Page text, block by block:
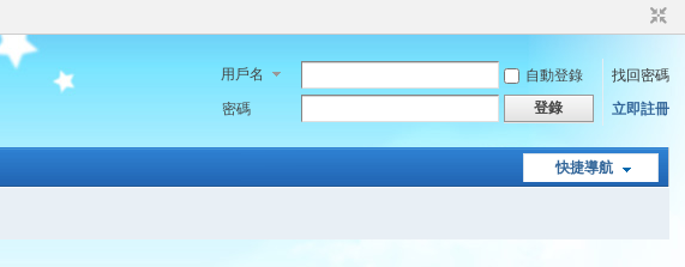
用戶名 自動登錄
找回密碼
密碼
登錄 立即註冊
快捷導航